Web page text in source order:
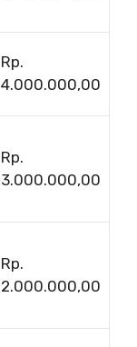
Rp.
4.000.000,00
Rp.
3.000.000,00
Rp.
2.000.000,00